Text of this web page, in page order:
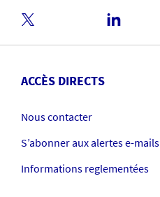
ACCÈS DIRECTS
Nous contacter
S’abonner aux alertes e-mails
Informations reglementées